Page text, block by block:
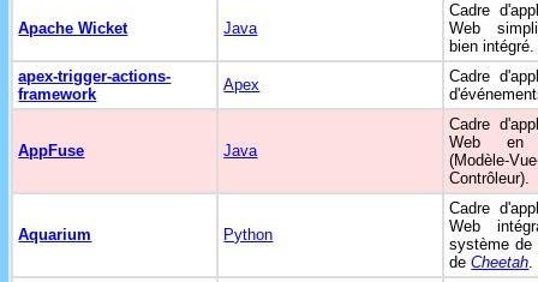
Apache Wicket Java
Cadre
Web
bien intégré.
apex-trigger-actions-
framework
Apex
Cadre
AppFuse Java
Cadre
Web
(Modèle-
Contrôleur).
Aquarium Python
Cadre
Web
système de
deCheetah.